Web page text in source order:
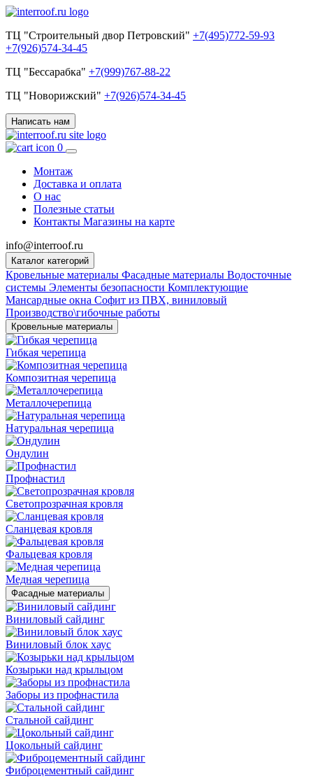
ТЦ "Строительный двор Петровский" +7(495)772-59-93
+7(926)574-34-45
ТЦ "Бессарабка" +7(999)767-88-22
ТЦ "Новорижский" +7(926)574-34-45
Написать нам
0
Монтаж
Доставка и оплата
О нас
Полезные статьи
Контакты Магазины на карте
info@interroof.ru
Каталог категорий
Кровельные материалы Фасадные материалы Водосточные
системы Элементы безопасности Комплектующие
Мансардные окна Софит из ПВХ, виниловый
Производство\гибочные работы
Кровельные материалы
Гибкая черепица
Композитная черепица
Металлочерепица
Натуральная черепица
Ондулин
Профнастил
Светопрозрачная кровля
Сланцевая кровля
Фальцевая кровля
Медная черепица
Фасадные материалы
Виниловый сайдинг
Виниловый блок хаус
Козырьки над крыльцом
Заборы из профнастила
Стальной сайдинг
Цокольный сайдинг
Фиброцементный сайдинг